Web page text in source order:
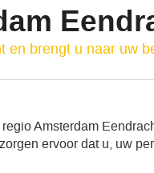
en brengt u naar uw
Amsterdam
ervoor dat u, uw